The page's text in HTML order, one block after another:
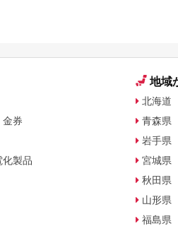
金券
化製品
地域
北海道
青森県
岩手県
宮城県
秋田県
山形県
福島県